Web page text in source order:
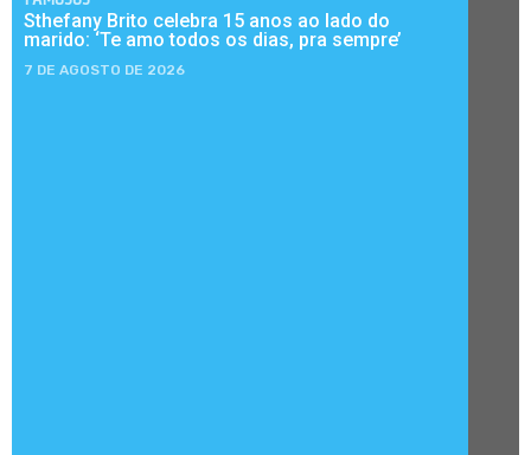
Sthefany Brito celebra 15 anos ao lado do
marido: ‘Te amo todos os dias, pra sempre’
7 DE AGOSTO DE 2026